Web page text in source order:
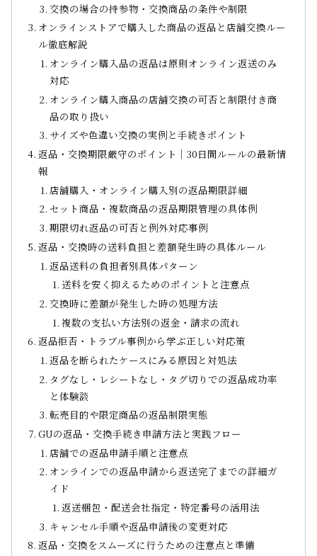
交換の場合の持参物・交換商品の条件や制限
オンラインストアで購入した商品の返品と店舗交換ルー
ル徹底解説
オンライン購入品の返品は原則オンライン返送のみ
対応
オンライン購入商品の店舗交換の可否と制限付き商
品の取り扱い
サイズや色違い交換の実例と手続きポイント
返品・交換期限厳守のポイント｜30日間ルールの最新情
報
店舗購入・オンライン購入別の返品期限詳細
セット商品・複数商品の返品期限管理の具体例
期限切れ返品の可否と例外対応事例
返品・交換時の送料負担と差額発生時の具体ルール
返品送料の負担者別具体パターン
送料を安く抑えるためのポイントと注意点
交換時に差額が発生した時の処理方法
複数の支払い方法別の返金・請求の流れ
返品拒否・トラブル事例から学ぶ正しい対応策
返品を断られたケースにみる原因と対処法
タグなし・レシートなし・タグ切りでの返品成功率
と体験談
転売目的や限定商品の返品制限実態
GUの返品・交換手続き申請方法と実践フロー
店舗での返品申請手順と注意点
オンラインでの返品申請から返送完了までの詳細ガ
イド
返送梱包・配送会社指定・特定番号の活用法
キャンセル手順や返品申請後の変更対応
返品・交換をスムーズに行うための注意点と準備